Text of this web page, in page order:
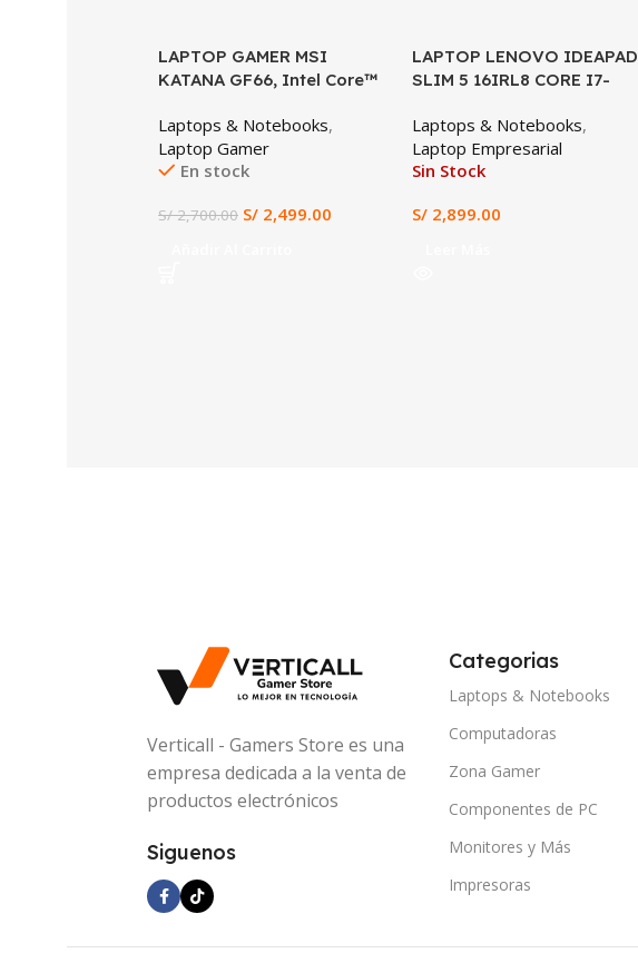
SALE
LAPTOP GAMER MSI
KATANA GF66, Intel Core™
512GB SSD, NVIDIA
GeForce GTX 1650 4GB,
Pantalla 15.6” FHD IPS
Preinstalado, Gaming y
Laptops & Notebooks,
Laptop Gamer
En stock
S/2,700.00 S/ 2,499.00
LAPTOP LENOVO IDEAPAD
SLIM 5 16IRL8 CORE I7-
SSD, 16″ FHD
Laptops & Notebooks,
Laptop Empresarial
Sin Stock
S/ 2,899.00
Verticall - Gamers Store es una
empresa dedicada a la venta de
productos electrónicos
Siguenos
Categorias
Laptops & Notebooks
Computadoras
Zona Gamer
Componentes de PC
Monitores y Más
Impresoras